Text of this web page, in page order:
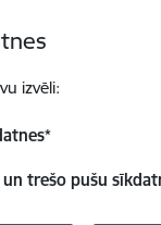
izvēli:
*
trešo pušu